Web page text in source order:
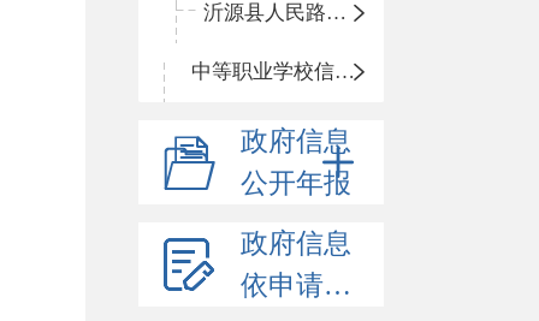
沂源县人民路小学
中等职业学校信息公开
政府信息
公开年报
政府信息
依申请公开